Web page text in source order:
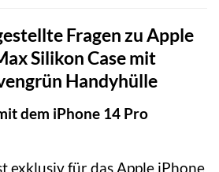
Fragen zu Apple
Silikon Case mit
Handyhülle
dem iPhone 14 Pro
exklusiv für das Apple iPhone